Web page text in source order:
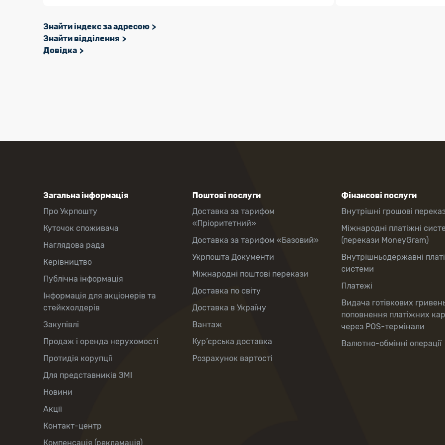
Знайти індекс за адресою
Знайти відділення
Довідка
Загальна інформація
Про Укрпошту
Куточок споживача
Наглядова рада
Керівництво
Публічна інформація
Інформація для акціонерів та
стейкхолдерів
Закупівлі
Продаж і оренда нерухомості
Протидія корупції
Для представників ЗМІ
Новини
Акції
Контакт-центр
Компенсація (рекламація)
Поштові послуги
Доставка за тарифом
«Пріоритетний»
Доставка за тарифом «Базовий»
Укрпошта Документи
Міжнародні поштові перекази
Доставка по світу
Доставка в Україну
Вантаж
Кур’єрська доставка
Розрахунок вартості
Фінансові послуги
Внутрішні грошові
Міжнародні платіжні
(перекази MoneyGram)
Внутрішньодержавні
системи
Платежі
Видача готівкових
поповнення платіжних
через POS-термінали
Валютно-обмінні операції